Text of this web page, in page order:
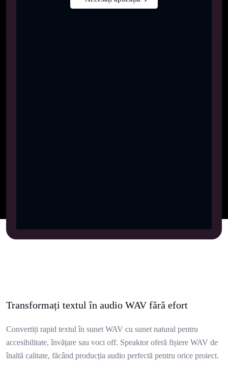
Transformați textul în audio WAV fără efort
Convertiți rapid textul în sunet WAV cu sunet natural pentru
accesibilitate, învățare sau voci off. Speaktor oferă fișiere WAV de
înaltă calitate, făcând producția audio perfectă pentru orice proiect.